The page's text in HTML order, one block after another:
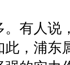
。有人
，浦东